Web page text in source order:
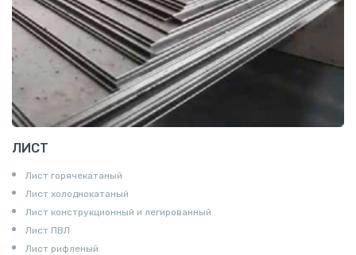
ЛИСТ
Лист горячекатаный
Лист холоднокатаный
Лист конструкционный и легированный
Лист ПВЛ
Лист рифленый